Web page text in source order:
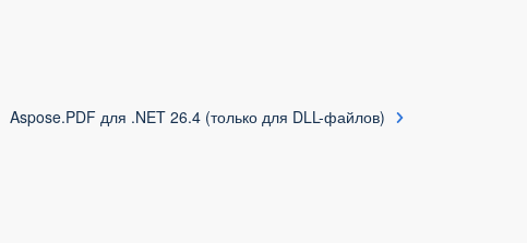
Aspose.PDF для .NET 26.4 (только для DLL-файлов)